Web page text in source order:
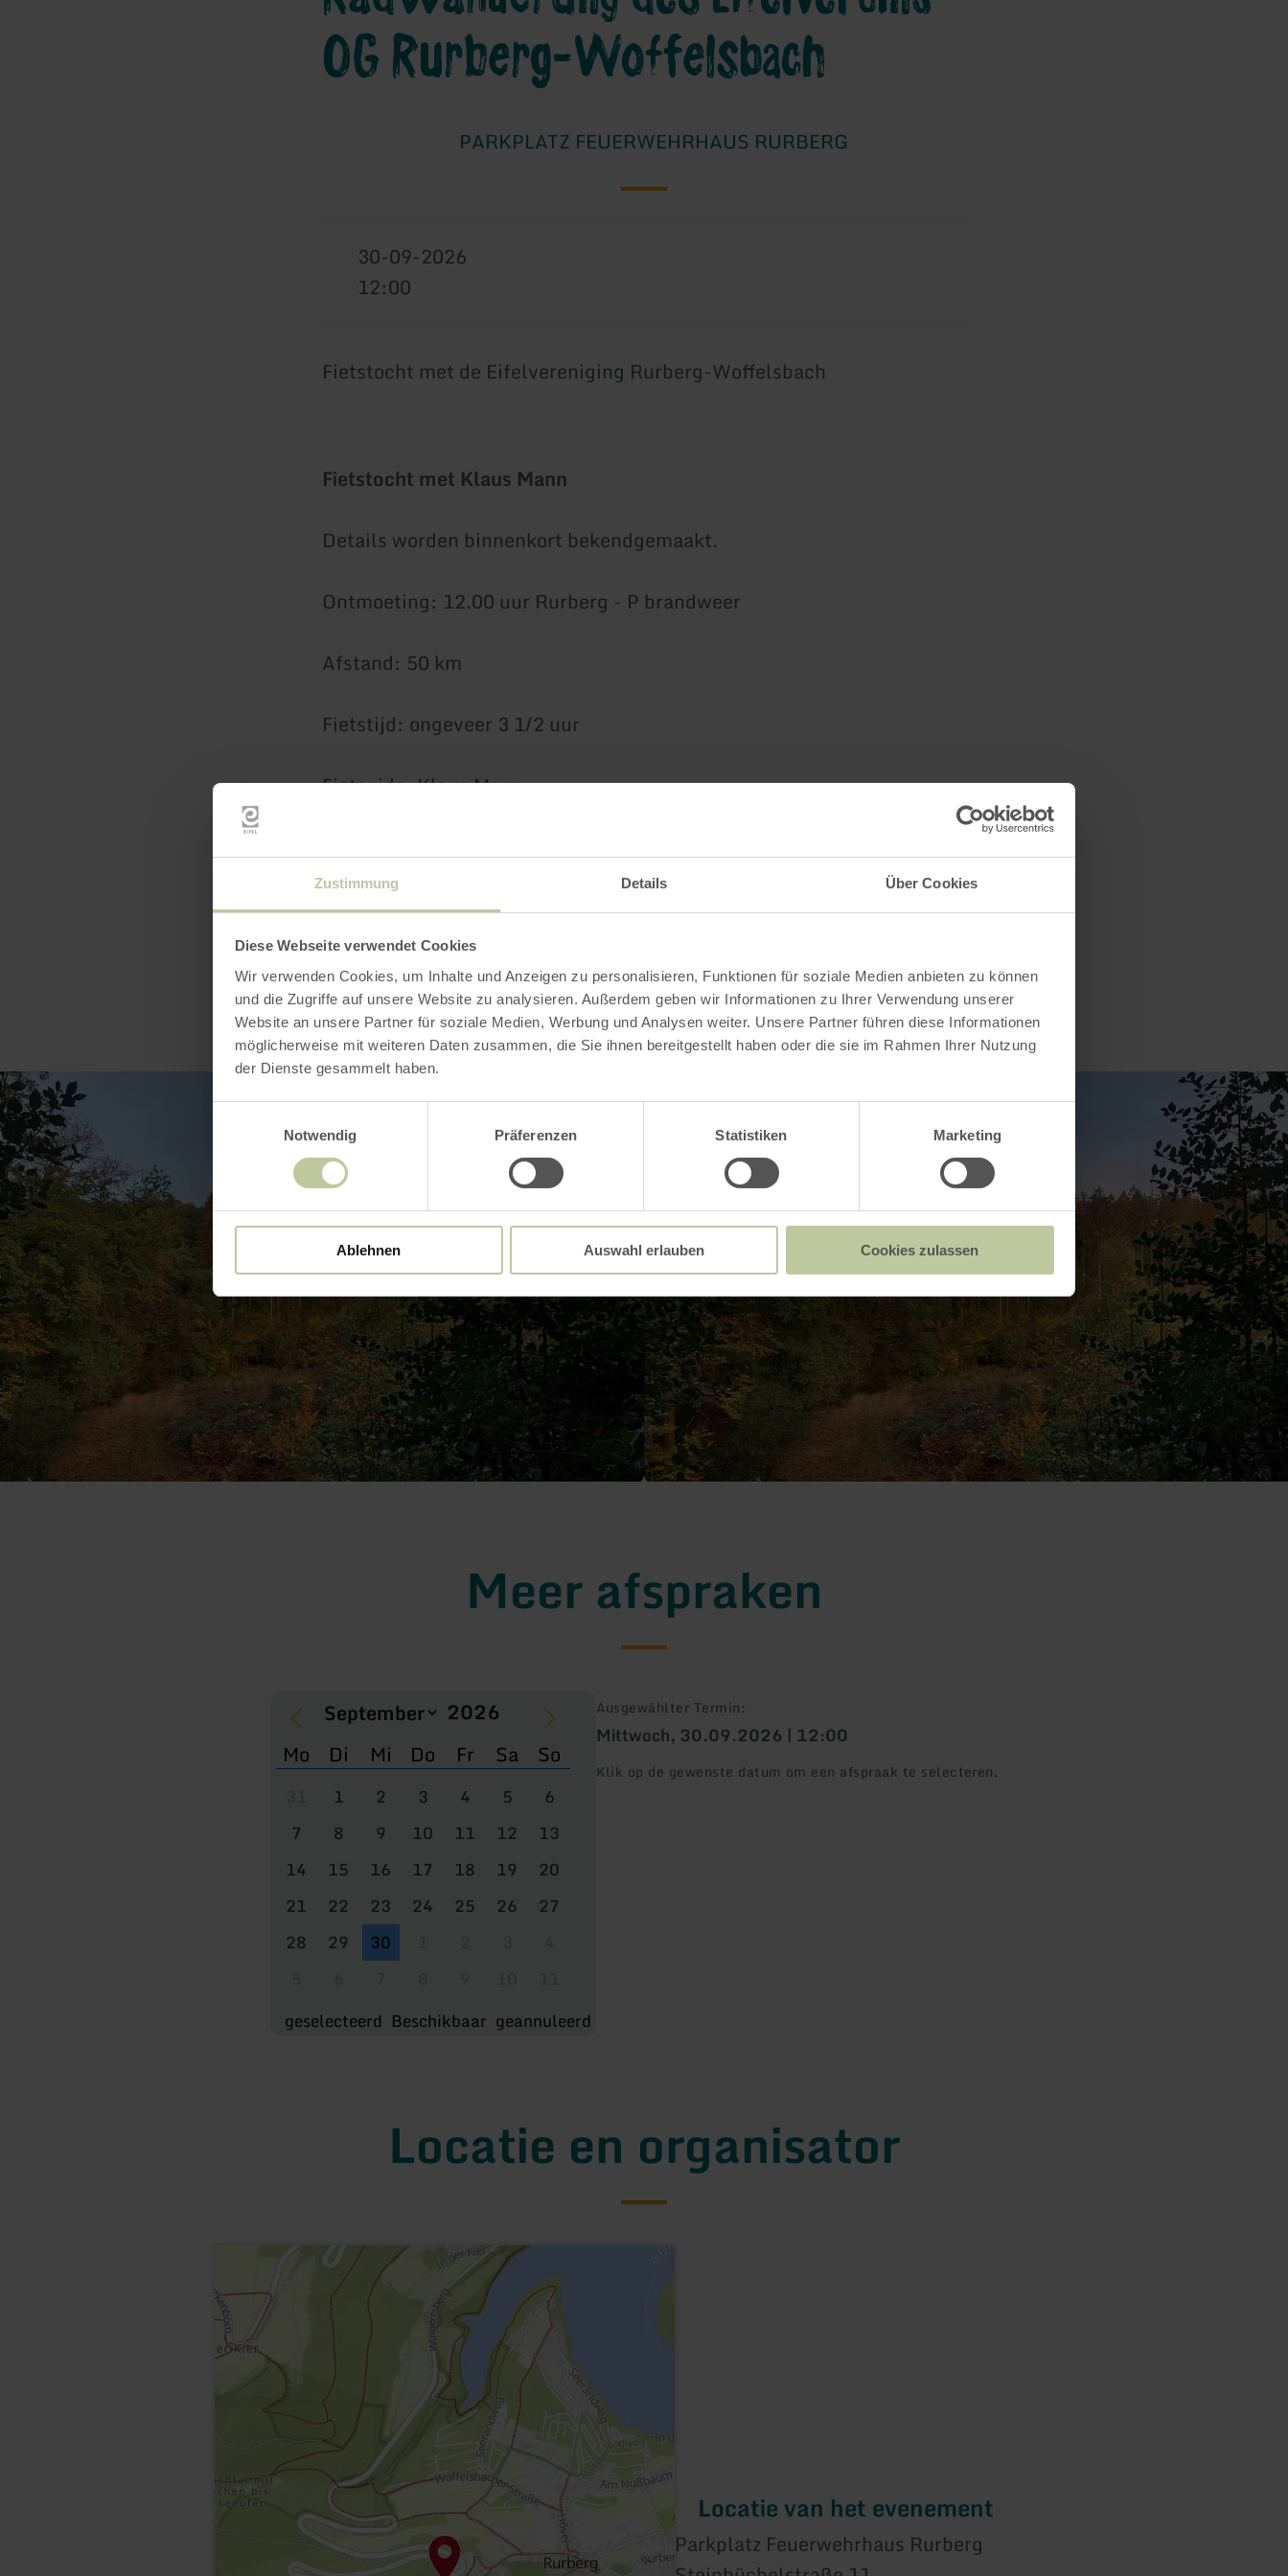
Zustimmung Details Über Cookies
Diese Webseite verwendet Cookies
Wir verwenden Cookies, um Inhalte und Anzeigen zu personalisieren, Funktionen für soziale Medien anbieten zu können
und die Zugriffe auf unsere Website zu analysieren. Außerdem geben wir Informationen zu Ihrer Verwendung unserer
Website an unsere Partner für soziale Medien, Werbung und Analysen weiter. Unsere Partner führen diese Informationen
möglicherweise mit weiteren Daten zusammen, die Sie ihnen bereitgestellt haben oder die sie im Rahmen Ihrer Nutzung
der Dienste gesammelt haben.
Notwendig
Präferenzen Statistiken Marketing
Ablehnen Auswahl erlauben Cookies zulassen
OG Rurberg-Woffelsbach
PARKPLATZ FEUERWEHRHAUS RURBERG
30-09-2026
12:00
Fietstocht met de Eifelvereniging Rurberg-Woffelsbach
Fietstocht met Klaus Mann
Details worden binnenkort bekendgemaakt.
Ontmoeting: 12.00 uur Rurberg - P brandweer
Afstand: 50 km
Fietstijd: ongeveer 3 1/2 uur
Fietsgids: Klaus Mann
Impressies
Meer afspraken
Mo Di Mi Do Fr Sa So
1 2 3 4 5
6
7
8 9 10 11 12
13
14
15 16 17 18 19
20
21
22 23 24 25 26
27
28
29 30
geselecteerd Beschikbaar geannuleerd
Ausgewählter Termin:
Mittwoch, 30.09.2026 | 12:00
Klik op de gewenste datum om een afspraak te selecteren.
Locatie en organisator
Locatie van het evenement
Parkplatz Feuerwehrhaus Rurberg